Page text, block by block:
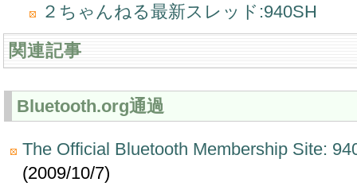
２ちゃんねる最新スレッド:940SH
関連記事
Bluetooth.org通過
The Official Bluetooth Membership Site:
(2009/10/7)